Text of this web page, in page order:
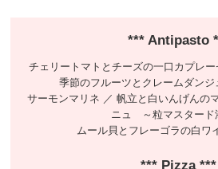
Antipasto
チェリートマトとチーズの一口カプレ
季節のフルーツとクレームダンジ
サーモンマリネ ／ 帆立と白いんげんの
ニュ ～粒マスタード
ムール貝とフレーゴラの白ワ
Pizza